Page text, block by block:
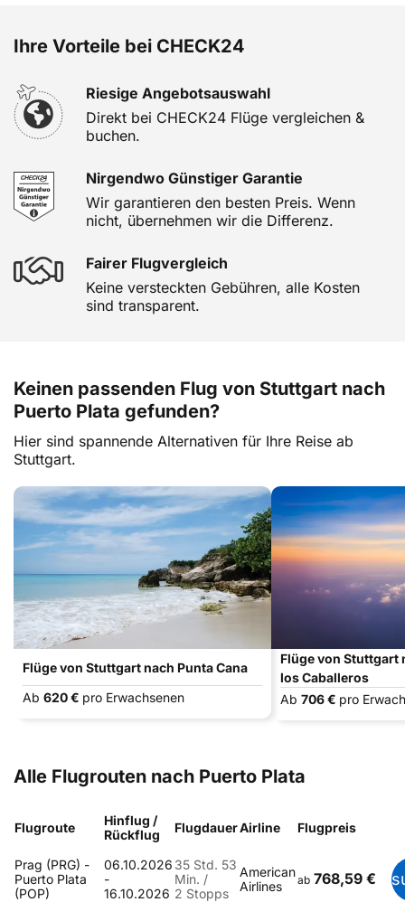
Ihre Vorteile bei CHECK24
Riesige Angebotsauswahl
Direkt bei CHECK24 Flüge vergleichen &
buchen.
Nirgendwo Günstiger Garantie
Wir garantieren den besten Preis. Wenn
nicht, übernehmen wir die Differenz.
Fairer Flugvergleich
Keine versteckten Gebühren, alle Kosten
sind transparent.
Keinen passenden Flug von Stuttgart nach
Puerto Plata gefunden?
Hier sind spannende Alternativen für Ihre Reise ab
Stuttgart.
Flüge von Stuttgart nach Punta Cana
Ab 620 € pro Erwachsenen
Flüge von Stuttgart
los Caballeros
Ab 706 € pro
Alle Flugrouten nach Puerto Plata
Flugroute
Hinflug /
Rückflug
FlugdauerAirline Flugpreis
Prag (PRG) -
Puerto Plata
(POP)
06.10.2026
-
16.10.2026
35 Std. 53
Min. /
2 Stopps
American
Airlines
ab 768,59 €